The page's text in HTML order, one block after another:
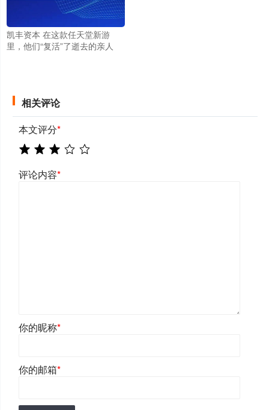
凯丰资本 在这款任天堂新游
里，他们“复活”了逝去的亲人
相关评论
本文评分*
评论内容*
你的昵称*
你的邮箱*